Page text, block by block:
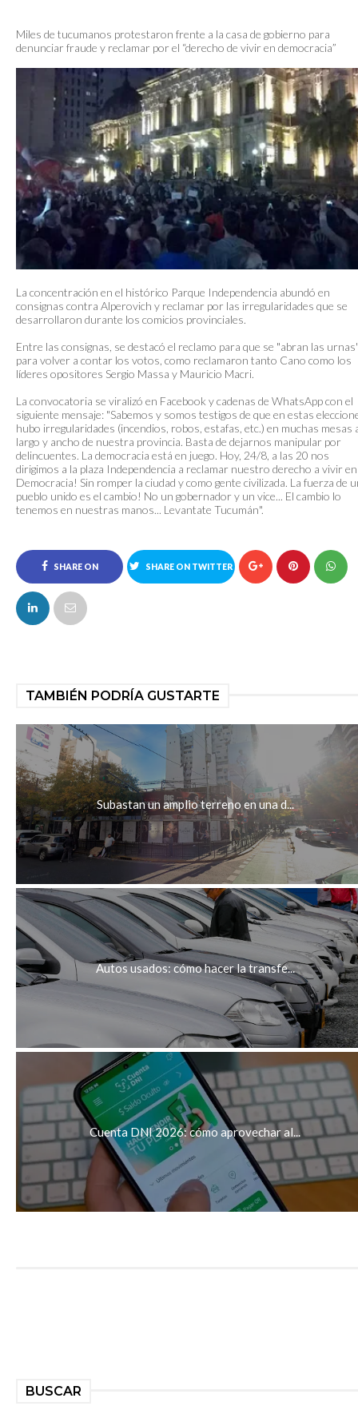
Miles de tucumanos protestaron frente a la casa de gobierno para
denunciar fraude y reclamar por el “derecho de vivir en democracia”
La concentración en el histórico Parque Independencia abundó en
consignas contra Alperovich y reclamar por las irregularidades que se
desarrollaron durante los comicios provinciales.
Entre las consignas, se destacó el reclamo para que se "abran las
para volver a contar los votos, como reclamaron tanto Cano como los
líderes opositores Sergio Massa y Mauricio Macri.
La convocatoria se viralizó en Facebook y cadenas de WhatsApp con el
siguiente mensaje: "Sabemos y somos testigos de que en estas
hubo irregularidades (incendios, robos, estafas, etc.) en muchas mesas
largo y ancho de nuestra provincia. Basta de dejarnos manipular por
delincuentes. La democracia está en juego. Hoy, 24/8, a las 20 nos
dirigimos a la plaza Independencia a reclamar nuestro derecho a vivir en
Democracia! Sin romper la ciudad y como gente civilizada. La fuerza de
pueblo unido es el cambio! No un gobernador y un vice... El cambio lo
tenemos en nuestras manos... Levantate Tucumán".
SHARE ON
FACEBOOK
SHARE ON TWITTER
TAMBIÉN PODRÍA GUSTARTE
Subastan un amplio terreno en una d...
Autos usados: cómo hacer la transfe...
Cuenta DNI 2026: cómo aprovechar al...
BUSCAR